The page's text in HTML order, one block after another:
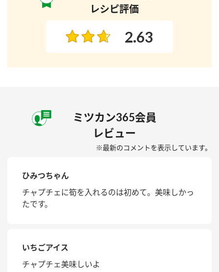
レシピ評価
2.63
ミツカン365会員
レビュー
※最新のコメントを表示しています。
ひみつちゃん
チャプチェに筍を入れるのは初めて。美味しかっ
たです。
いちごアイス
チャプチェ美味しいよ